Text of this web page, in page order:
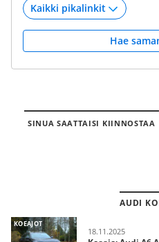
Hae
SINUA SAATTAISI KIINNOSTAA
AUDI
KOEAJOT
18.11.2025